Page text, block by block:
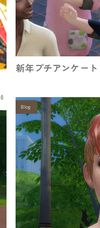
0
新年プチアンケート
Blog